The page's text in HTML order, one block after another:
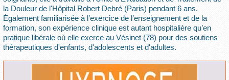
la Douleur de l'Hôpital Robert Debré (Paris) pendant 6 ans.
Également familiarisée à l’exercice de l’enseignement et de la
formation, son expérience clinique est autant hospitalière qu’en
pratique libérale où elle exerce au Vésinet (78) pour des soutiens
thérapeutiques d'enfants, d'adolescents et d'adultes.